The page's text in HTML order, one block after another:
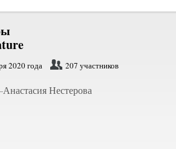
2020 года 207 участников
Анастасия Нестерова